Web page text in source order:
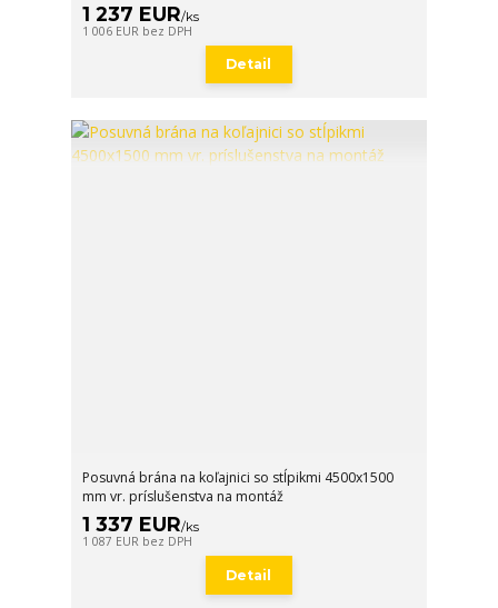
1 237 EUR/ks
1 006 EUR bez DPH
Detail
Posuvná brána na koľajnici so stĺpikmi 4500x1500
mm vr. príslušenstva na montáž
1 337 EUR/ks
1 087 EUR bez DPH
Detail